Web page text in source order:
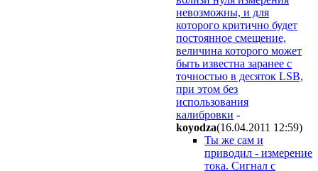
невозможны, и для
которого критично будет
постоянное смещение,
величина которого может
быть известна заранее с
точностью в десяток LSB,
при этом без
использования
калибровки -
koyodza(16.04.2011 12:59)
Ты же сам и
приводил - измерение
тока. Сигнал с